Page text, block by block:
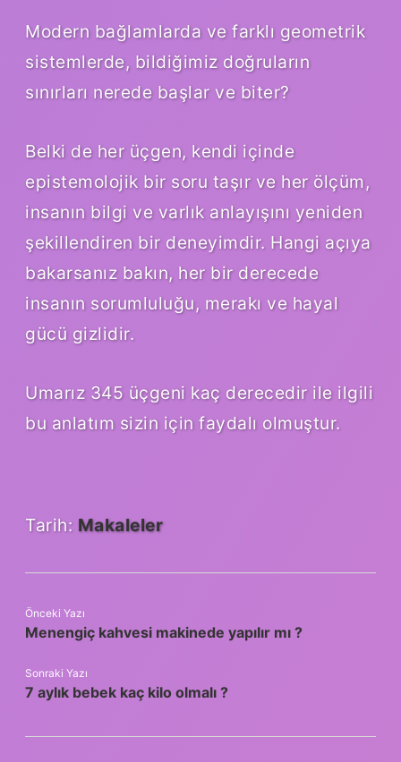
Modern bağlamlarda ve farklı geometrik
sistemlerde, bildiğimiz doğruların
sınırları nerede başlar ve biter?
Belki de her üçgen, kendi içinde
epistemolojik bir soru taşır ve her ölçüm,
insanın bilgi ve varlık anlayışını yeniden
şekillendiren bir deneyimdir. Hangi açıya
bakarsanız bakın, her bir derecede
insanın sorumluluğu, merakı ve hayal
gücü gizlidir.
Umarız 345 üçgeni kaç derecedir ile ilgili
bu anlatım sizin için faydalı olmuştur.
Tarih: Makaleler
Önceki Yazı
Menengiç kahvesi makinede yapılır mı ?
Sonraki Yazı
7 aylık bebek kaç kilo olmalı ?